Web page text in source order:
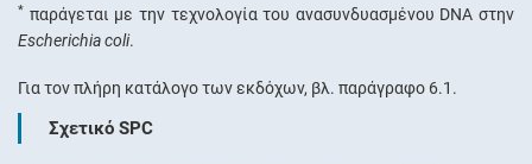
* παράγεται με την τεχνολογία του ανασυνδυασμένου DNA στην
Escherichia coli.
Για τον πλήρη κατάλογο των εκδόχων, βλ. παράγραφο 6.1.
Σχετικό SPC